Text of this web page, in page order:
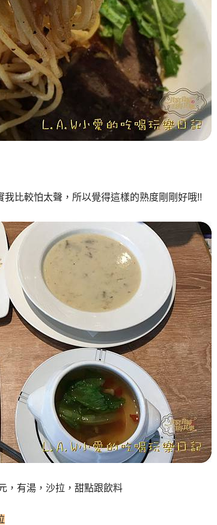
比較怕太聲，所以覺得這樣的熟度剛剛好哦!!
，有湯，沙拉，甜點跟飲料